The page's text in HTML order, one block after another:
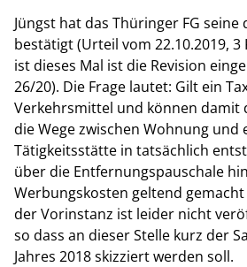
Jüngst hat das Thüringer FG
bestätigt (Urteil vom 22.10.2019, 3
ist dieses Mal ist die Revision
26/20). Die Frage lautet: Gilt ein
Verkehrsmittel und können damit
die Wege zwischen Wohnung und
Tätigkeitsstätte in tatsächlich
über die Entfernungspauschale
Werbungskosten geltend
der Vorinstanz ist leider nicht
so dass an dieser Stelle kurz der
Jahres 2018 skizziert werden soll.